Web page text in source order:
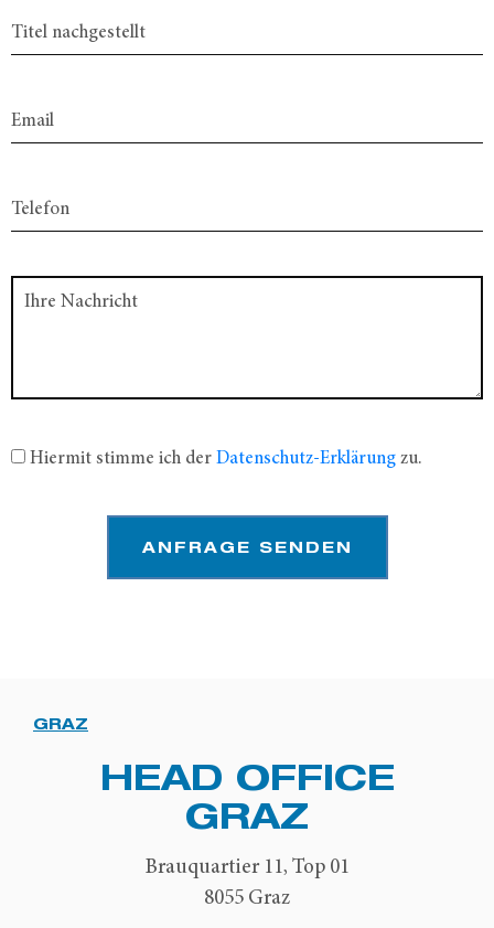
Hiermit stimme ich derDatenschutz-Erklärungzu.
ANFRAGE SENDEN
GRAZ
HEAD OFFICE
GRAZ
Brauquartier 11, Top 01
8055 Graz